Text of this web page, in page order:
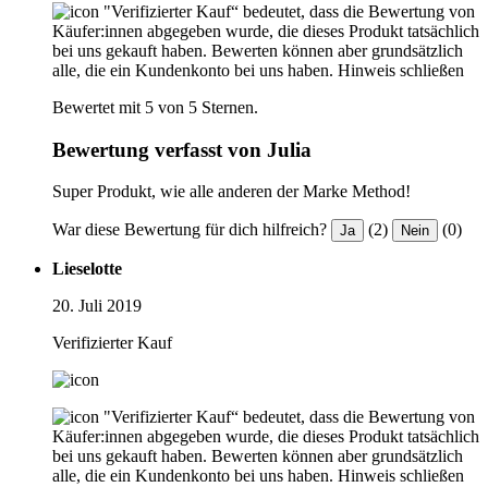
"Verifizierter Kauf“ bedeutet, dass die Bewertung von
Käufer:innen abgegeben wurde, die dieses Produkt tatsächlich
bei uns gekauft haben. Bewerten können aber grundsätzlich
alle, die ein Kundenkonto bei uns haben. Hinweis schließen
Bewertet mit 5 von 5 Sternen.
Bewertung verfasst von Julia
Super Produkt, wie alle anderen der Marke Method!
War diese Bewertung für dich hilfreich? Ja (2) Nein (0)
Lieselotte
20. Juli 2019
Verifizierter Kauf
"Verifizierter Kauf“ bedeutet, dass die Bewertung von
Käufer:innen abgegeben wurde, die dieses Produkt tatsächlich
bei uns gekauft haben. Bewerten können aber grundsätzlich
alle, die ein Kundenkonto bei uns haben. Hinweis schließen